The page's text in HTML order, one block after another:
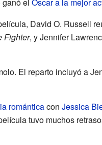
David O. Russell
Fighter, y Jennifer
El reparto incluyó a
románticacon Jessica
tuvo muchos